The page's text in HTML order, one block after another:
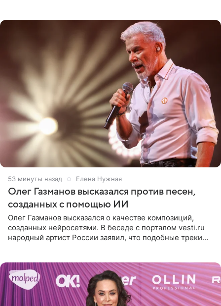
53 минуты назад Елена Нужная
Олег Газманов высказался против песен,
созданных с помощью ИИ
Олег Газманов высказался о качестве композиций,
созданных нейросетями. В беседе с порталом vesti.ru
народный артист России заявил, что подобные треки